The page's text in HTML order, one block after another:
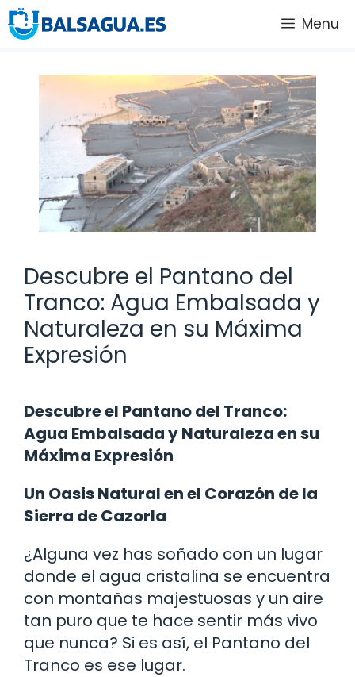
Saltar
al
Menu
Descubre el Pantano del
Tranco: Agua Embalsada y
Naturaleza en su Máxima
Expresión
Descubre el Pantano del Tranco:
Agua Embalsada y Naturaleza en su
Máxima Expresión
Un Oasis Natural en el Corazón de la
Sierra de Cazorla
¿Alguna vez has soñado con un lugar
donde el agua cristalina se encuentra
con montañas majestuosas y un aire
tan puro que te hace sentir más vivo
que nunca? Si es así, el Pantano del
Tranco es ese lugar.